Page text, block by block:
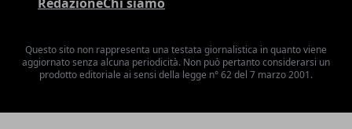
Questo sito non rappresenta una testata giornalistica in quanto viene
aggiornato senza alcuna periodicità. Non può pertanto considerarsi un
prodotto editoriale ai sensi della legge n° 62 del 7 marzo 2001.